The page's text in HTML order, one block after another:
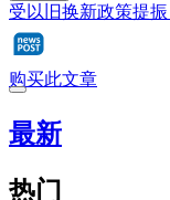
受以旧换新政策提
购买此文章
最新
热门